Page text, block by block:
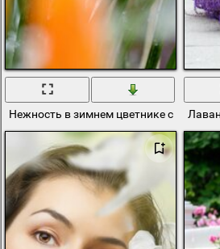
Нежность в зимнем цветнике среди